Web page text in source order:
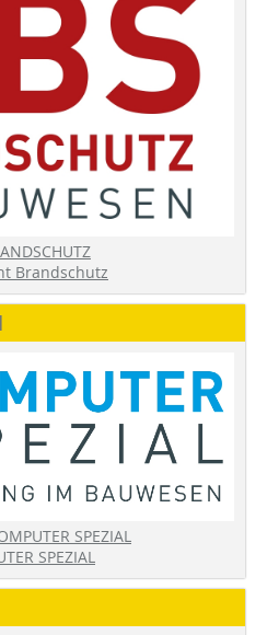
Brandschutz
SPEZIAL
SPEZIAL